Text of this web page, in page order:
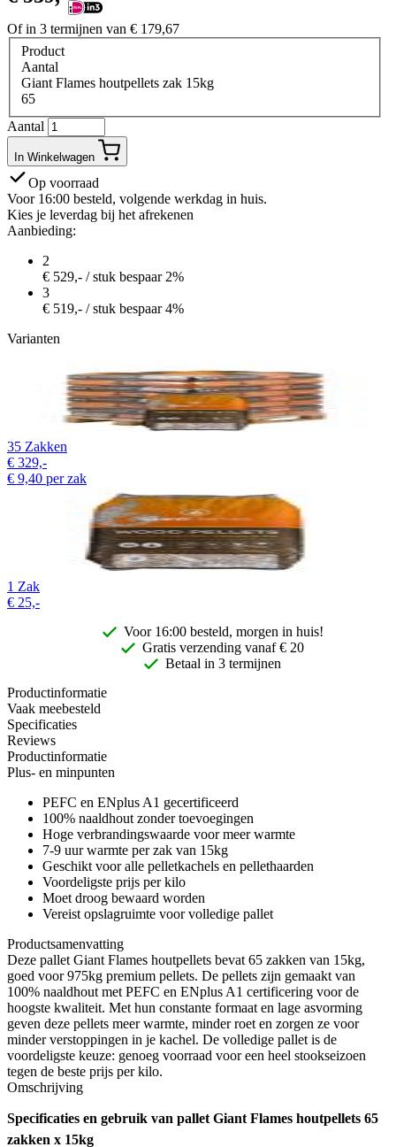
Of in 3 termijnen van € 179,67
Product
Aantal
Giant Flames houtpellets zak 15kg
65
Aantal
In Winkelwagen
Op voorraad
Voor 16:00 besteld, volgende werkdag in huis.
Kies je leverdag bij het afrekenen
Aanbieding:
2
€ 529,- / stuk bespaar 2%
3
€ 519,- / stuk bespaar 4%
Varianten
35 Zakken
€ 329,-
€ 9,40 per zak
1 Zak
€ 25,-
Voor 16:00 besteld, morgen in huis!
Gratis verzending vanaf € 20
Betaal in 3 termijnen
Productinformatie
Vaak meebesteld
Specificaties
Reviews
Productinformatie
Plus- en minpunten
PEFC en ENplus A1 gecertificeerd
100% naaldhout zonder toevoegingen
Hoge verbrandingswaarde voor meer warmte
7-9 uur warmte per zak van 15kg
Geschikt voor alle pelletkachels en pellethaarden
Voordeligste prijs per kilo
Moet droog bewaard worden
Vereist opslagruimte voor volledige pallet
Productsamenvatting
Deze pallet Giant Flames houtpellets bevat 65 zakken van 15kg,
goed voor 975kg premium pellets. De pellets zijn gemaakt van
100% naaldhout met PEFC en ENplus A1 certificering voor de
hoogste kwaliteit. Met hun constante formaat en lage asvorming
geven deze pellets meer warmte, minder roet en zorgen ze voor
minder verstoppingen in je kachel. De volledige pallet is de
voordeligste keuze: genoeg voorraad voor een heel stookseizoen
tegen de beste prijs per kilo.
Omschrijving
Specificaties en gebruik van pallet Giant Flames houtpellets 65
zakken x 15kg